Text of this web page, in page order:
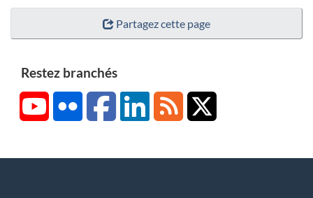
Partagez cette page
Restez branchés
YouTubeFlickr FacebookLinkedInRSS